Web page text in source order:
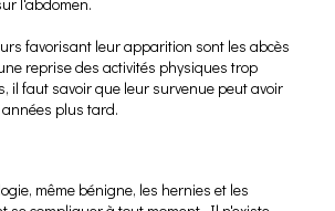
favorisant leur apparition sont les abcès
reprise des activités physiques trop
il faut savoir que leur survenue peut avoir
plus tard.
même bénigne, les hernies et les